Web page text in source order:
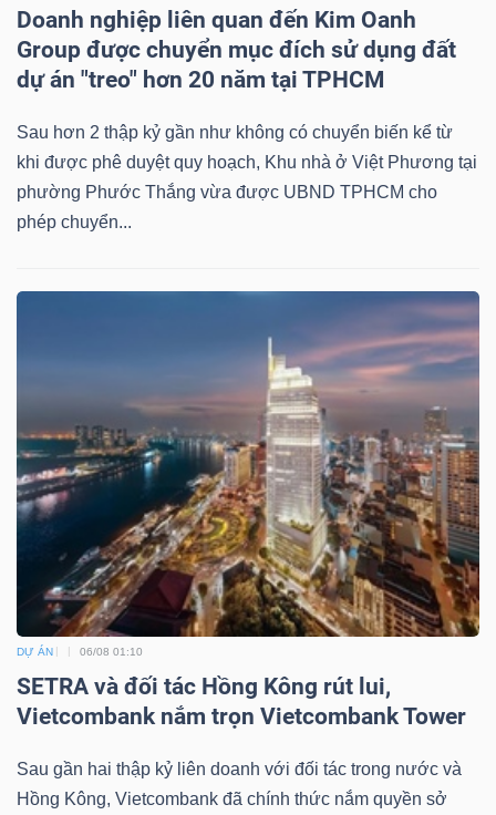
Doanh nghiệp liên quan đến Kim Oanh
Group được chuyển mục đích sử dụng đất
dự án "treo" hơn 20 năm tại TPHCM
Sau hơn 2 thập kỷ gần như không có chuyển biến kể từ
khi được phê duyệt quy hoạch, Khu nhà ở Việt Phương tại
phường Phước Thắng vừa được UBND TPHCM cho
phép chuyển...
DỰ ÁN 06/08 01:10
SETRA và đối tác Hồng Kông rút lui,
Vietcombank nắm trọn Vietcombank Tower
Sau gần hai thập kỷ liên doanh với đối tác trong nước và
Hồng Kông, Vietcombank đã chính thức nắm quyền sở